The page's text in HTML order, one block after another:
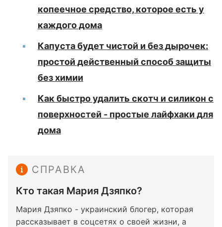
копеечное средство, которое есть у
каждого дома
Капуста будет чистой и без дырочек:
простой действенный способ защиты
без химии
Как быстро удалить скотч и силикон с
поверхностей - простые лайфхаки для
дома
СПРАВКА
Кто такая Мария Дзяпко?
Мария Дзяпко - украинский блогер, которая
рассказывает в соцсетях о своей жизни, а